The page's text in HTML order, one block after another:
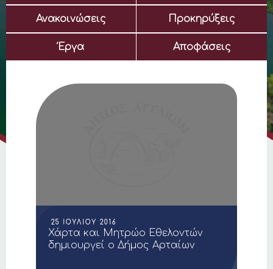
Ανακοινώσεις Προκηρύξεις
Έργα Αποφάσεις
25 ΙΟΥΛΊΟΥ 2016
Χάρτα και Μητρώο Εθελοντών
δημιουργεί ο Δήμος Αρταίων